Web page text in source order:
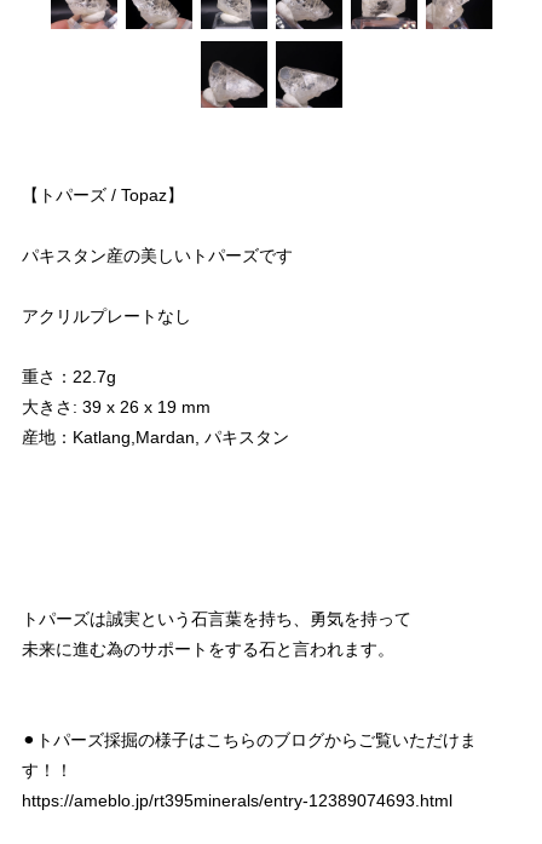
【トパーズ / Topaz】
パキスタン産の美しいトパーズです
アクリルプレートなし
重さ：22.7g
大きさ: 39 x 26 x 19 mm
産地：Katlang,Mardan, パキスタン
トパーズは誠実という石言葉を持ち、勇気を持って
未来に進む為のサポートをする石と言われます。
⚫︎トパーズ採掘の様子はこちらのブログからご覧いただけま
す！！
https://ameblo.jp/rt395minerals/entry-12389074693.html